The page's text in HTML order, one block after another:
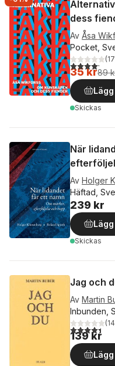
dess
Av Åsa
Pocket,
4,2utav 5(17
35 kr89
Skickas
När
Av Holger
Häftad,
239 kr
Skickas
Jag och
Av Martin
Inbunden,
4,4utav 5(14
139 kr